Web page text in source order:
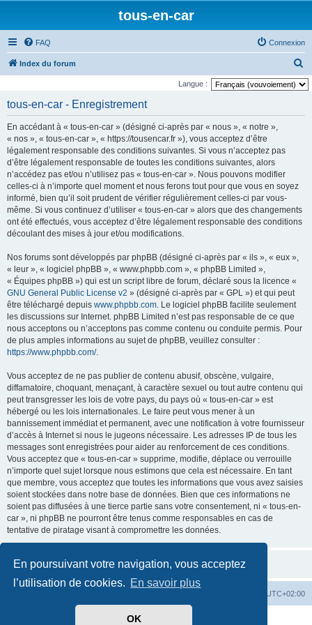
En poursuivant votre navigation, vous acceptez
l’utilisation de cookies. En savoir plus
OK
tous-en-car
FAQ Connexion
Index du forum
e
Langue :
tous-en-car - Enregistrement
En accédant à « tous-en-car » (désigné ci-après par « nous », « notre »,
« nos », « tous-en-car », « https://tousencar.fr »), vous acceptez d’être
légalement responsable des conditions suivantes. Si vous n’acceptez pas
d’être légalement responsable de toutes les conditions suivantes, alors
n’accédez pas et/ou n’utilisez pas « tous-en-car ». Nous pouvons modifier
celles-ci à n’importe quel moment et nous ferons tout pour que vous en soyez
informé, bien qu’il soit prudent de vérifier régulièrement celles-ci par vous-
même. Si vous continuez d’utiliser « tous-en-car » alors que des changements
ont été effectués, vous acceptez d’être légalement responsable des conditions
découlant des mises à jour et/ou modifications.
Nos forums sont développés par phpBB (désigné ci-après par « ils », « eux »,
« leur », « logiciel phpBB », « www.phpbb.com », « phpBB Limited »,
« Équipes phpBB ») qui est un script libre de forum, déclaré sous la licence «
GNU General Public License v2 » (désigné ci-après par « GPL ») et qui peut
être téléchargé depuis www.phpbb.com. Le logiciel phpBB facilite seulement
les discussions sur Internet. phpBB Limited n’est pas responsable de ce que
nous acceptons ou n’acceptons pas comme contenu ou conduite permis. Pour
de plus amples informations au sujet de phpBB, veuillez consulter :
https://www.phpbb.com/.
Vous acceptez de ne pas publier de contenu abusif, obscène, vulgaire,
diffamatoire, choquant, menaçant, à caractère sexuel ou tout autre contenu qui
peut transgresser les lois de votre pays, du pays où « tous-en-car » est
hébergé ou les lois internationales. Le faire peut vous mener à un
bannissement immédiat et permanent, avec une notification à votre fournisseur
d’accès à Internet si nous le jugeons nécessaire. Les adresses IP de tous les
messages sont enregistrées pour aider au renforcement de ces conditions.
Vous acceptez que « tous-en-car » supprime, modifie, déplace ou verrouille
n’importe quel sujet lorsque nous estimons que cela est nécessaire. En tant
que membre, vous acceptez que toutes les informations que vous avez saisies
soient stockées dans notre base de données. Bien que ces informations ne
soient pas diffusées à une tierce partie sans votre consentement, ni « tous-en-
car », ni phpBB ne pourront être tenus comme responsables en cas de
tentative de piratage visant à compromettre les données.
UTC+02:00
phpBB ® Forum Software © phpBB Limited